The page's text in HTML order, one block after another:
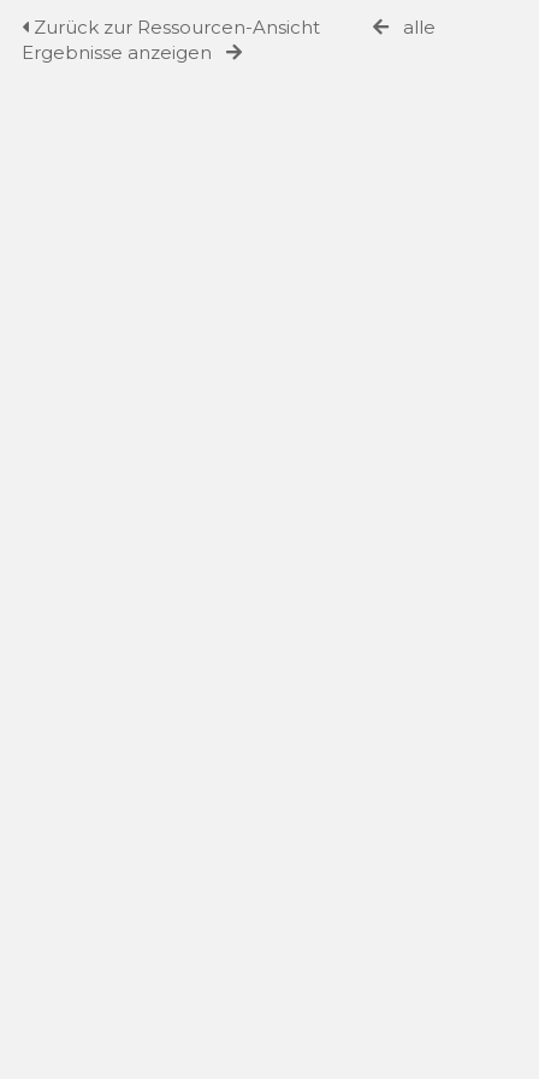
Zurück zur Ressourcen-Ansicht
alle
Ergebnisse anzeigen